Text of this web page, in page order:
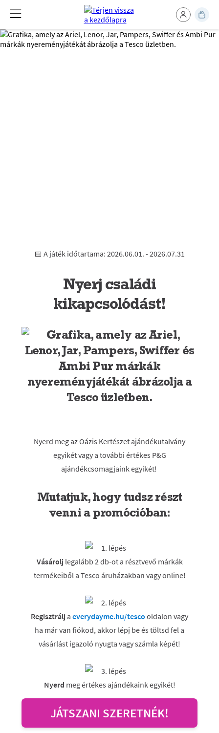
📅 A játék időtartama: 2026.06.01. - 2026.07.31
Nyerj családi
kikapcsolódást!
Nyerd meg az Oázis Kertészet ajándékutalvány
egyikét vagy a további értékes P&G
ajándékcsomagjaink egyikét!
Mutatjuk, hogy tudsz részt
venni a promócióban:
Vásárolj legalább 2 db-ot a résztvevő márkák
termékeiből a Tesco áruházakban vagy online!
Regisztrálj a everydayme.hu/tesco oldalon vagy
ha már van fiókod, akkor lépj be és töltsd fel a
vásárlást igazoló nyugta vagy számla képét!
Nyerd meg értékes ajándékaink egyikét!
JÁTSZANI SZERETNÉK!